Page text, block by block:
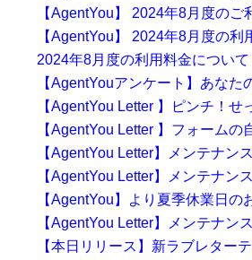
【AgentYou】 2024年8月度の
【AgentYou】 2024年8月度の
2024年8月度の利用料金について
【AgentYouアンケート】あな
【AgentYou Letter 】ピンチ！
【AgentYou Letter 】フォーム
【AgentYou Letter】メンテナン
【AgentYou Letter】メンテナン
【AgentYou】より夏季休業日の
【AgentYou Letter】メンテナン
【本日リリース】新ラブレター